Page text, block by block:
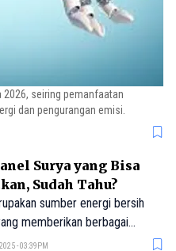
2026, seiring pemanfaatan
dan pengurangan emisi.
Surya yang Bisa
Sudah Tahu?
sumber energi bersih
memberikan berbagai
dibandingkan dengan sumber
- 03:39PM